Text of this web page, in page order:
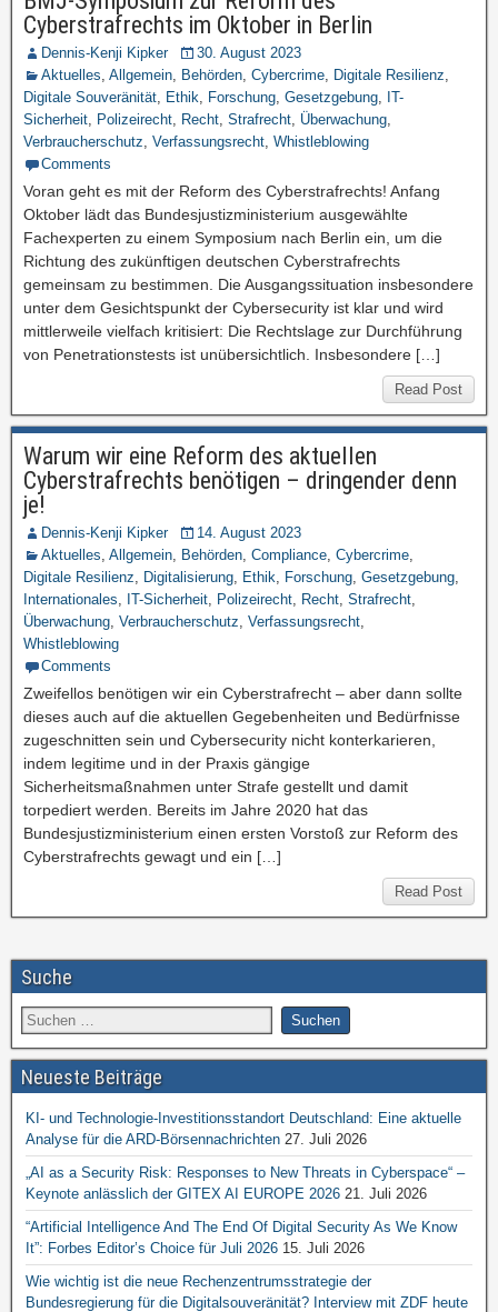
Cyberstrafrechts im Oktober in Berlin
Dennis-Kenji Kipker
30. August 2023
Aktuelles, Allgemein, Behörden, Cybercrime, Digitale Resilienz,
Digitale Souveränität, Ethik, Forschung, Gesetzgebung, IT-
Sicherheit, Polizeirecht, Recht, Strafrecht, Überwachung,
Verbraucherschutz, Verfassungsrecht, Whistleblowing
Comments
Voran geht es mit der Reform des Cyberstrafrechts! Anfang
Oktober lädt das Bundesjustizministerium ausgewählte
Fachexperten zu einem Symposium nach Berlin ein, um die
Richtung des zukünftigen deutschen Cyberstrafrechts
gemeinsam zu bestimmen. Die Ausgangssituation insbesondere
unter dem Gesichtspunkt der Cybersecurity ist klar und wird
mittlerweile vielfach kritisiert: Die Rechtslage zur Durchführung
von Penetrationstests ist unübersichtlich. Insbesondere […]
Read Post
Warum wir eine Reform des aktuellen
Cyberstrafrechts benötigen – dringender denn
je!
Dennis-Kenji Kipker
14. August 2023
Aktuelles, Allgemein, Behörden, Compliance, Cybercrime,
Digitale Resilienz, Digitalisierung, Ethik, Forschung, Gesetzgebung,
Internationales, IT-Sicherheit, Polizeirecht, Recht, Strafrecht,
Überwachung, Verbraucherschutz, Verfassungsrecht,
Whistleblowing
Comments
Zweifellos benötigen wir ein Cyberstrafrecht – aber dann sollte
dieses auch auf die aktuellen Gegebenheiten und Bedürfnisse
zugeschnitten sein und Cybersecurity nicht konterkarieren,
indem legitime und in der Praxis gängige
Sicherheitsmaßnahmen unter Strafe gestellt und damit
torpediert werden. Bereits im Jahre 2020 hat das
Bundesjustizministerium einen ersten Vorstoß zur Reform des
Cyberstrafrechts gewagt und ein […]
Read Post
Suche
Neueste Beiträge
KI- und Technologie-Investitionsstandort Deutschland: Eine aktuelle
Analyse für die ARD-Börsennachrichten 27. Juli 2026
„AI as a Security Risk: Responses to New Threats in Cyberspace“ –
Keynote anlässlich der GITEX AI EUROPE 2026 21. Juli 2026
“Artificial Intelligence And The End Of Digital Security As We Know
It”: Forbes Editor’s Choice für Juli 2026 15. Juli 2026
Wie wichtig ist die neue Rechenzentrumsstrategie der
Bundesregierung für die Digitalsouveränität? Interview mit ZDF heute